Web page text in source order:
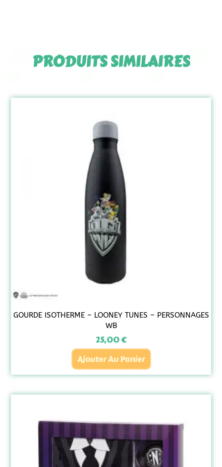
PRODUITS SIMILAIRES
GOURDE ISOTHERME – LOONEY TUNES – PERSONNAGES
WB
25,00€
Ajouter Au Panier